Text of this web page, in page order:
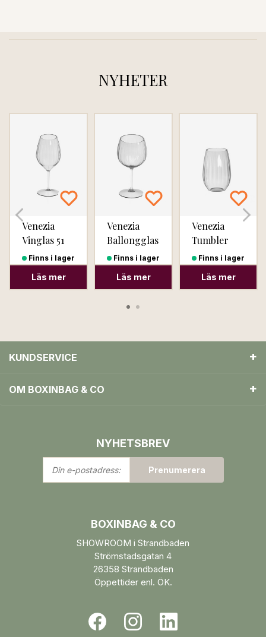
NYHETER
Venezia
Vinglas 51
cl, 6-pack
Finns i lager
Läs mer
Venezia
Ballongglas
58 cl, 6-
pack
Finns i lager
Läs mer
Venezia
Tumbler
glas 50 cl,
6-pack
Finns i lager
Läs mer
KUNDSERVICE
OM BOXINBAG & CO
NYHETSBREV
Din
e-
Prenumerera
BOXINBAG & CO
SHOWROOM i Strandbaden
Strömstadsgatan 4
26358 Strandbaden
Öppettider enl. ÖK.